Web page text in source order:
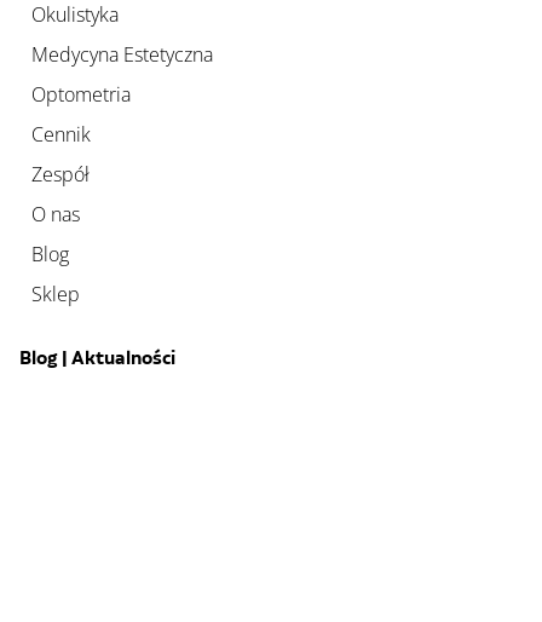
Okulistyka
Medycyna Estetyczna
Optometria
Cennik
Zespół
O nas
Blog
Sklep
Blog | Aktualności